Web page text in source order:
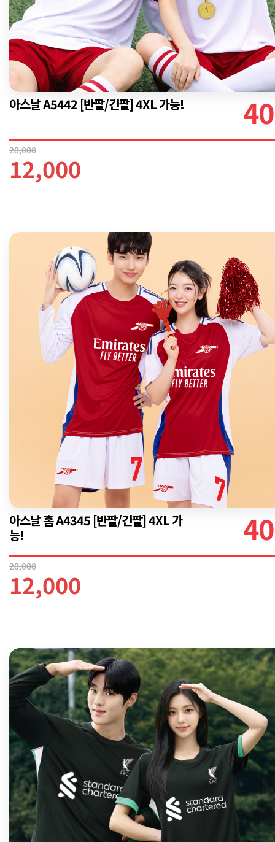
아스날 A5442 [반팔/긴팔] 4XL 가능! 40
20,000
12,000
아스날 홈 A4345 [반팔/긴팔] 4XL 가
능!
40
20,000
12,000